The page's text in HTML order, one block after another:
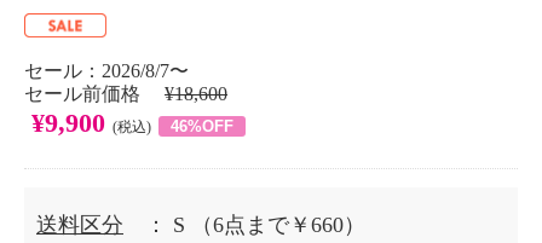
セール：2026/8/7〜
セール前価格 ¥18,600
¥9,900 (税込) 46%OFF
送料区分 ： S
（6点まで￥660）